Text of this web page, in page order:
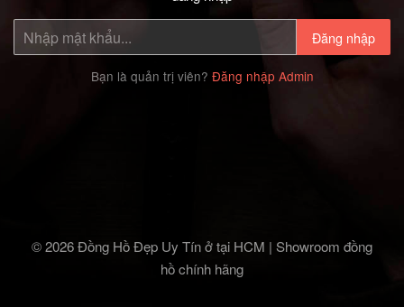
Đăng nhập
Bạn là quản trị viên? Đăng nhập Admin
© 2026 Đồng Hồ Đẹp Uy Tín ở tại HCM | Showroom đồng
hồ chính hãng‎